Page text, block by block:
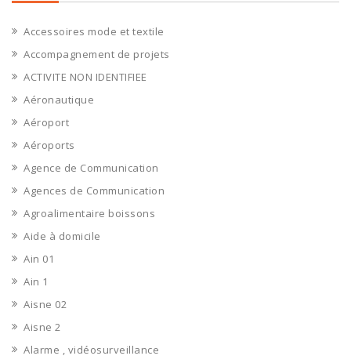
Accessoires mode et textile
Accompagnement de projets
ACTIVITE NON IDENTIFIEE
Aéronautique
Aéroport
Aéroports
Agence de Communication
Agences de Communication
Agroalimentaire boissons
Aide à domicile
Ain 01
Ain 1
Aisne 02
Aisne 2
Alarme , vidéosurveillance